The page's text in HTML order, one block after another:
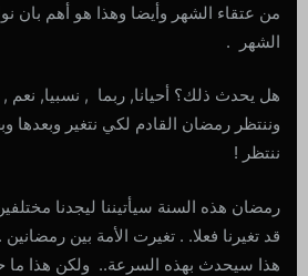
من عتقاء الشهر وأيضا وهذا هو أهم بان
الشهر .
هل يحدث ذلك؟ أحيانا, ربما , نسبيا, نعم ,
وننتظر رمضان القادم لكي نتغير وبعدها
ننتظر !
رمضان هذه السنة سيأتيننا ليجدنا
قد تغيرنا فعلا. . تغيرت الأمة بين
هذا سيحدث بهذه السرعة.. ولكن هذا